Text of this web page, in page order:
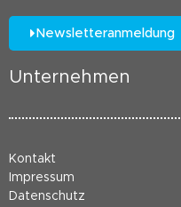
Newsletteranmeldung
Unternehmen
Kontakt
Impressum
Datenschutz